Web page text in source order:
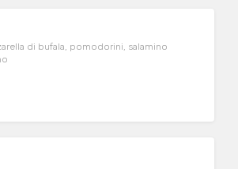
di bufala, pomodorini, salamino